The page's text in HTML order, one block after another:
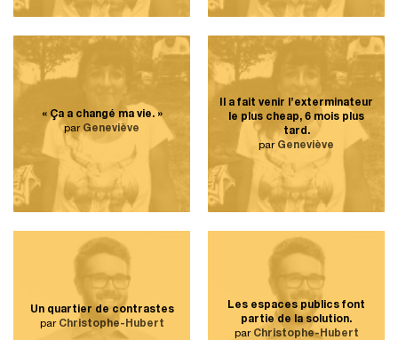
« Ça a changé ma vie. »
par Geneviève
Il a fait venir l’exterminateur
le plus cheap, 6 mois plus
tard.
par Geneviève
Un quartier de contrastes
par Christophe-Hubert
Les espaces publics font
partie de la solution.
par Christophe-Hubert